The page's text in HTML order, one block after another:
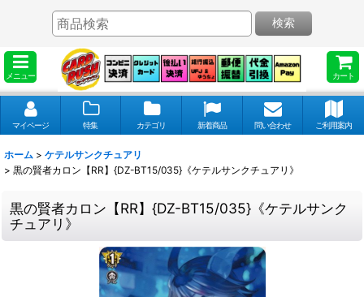
メニュー カート
検索
マイページ 特集 カテゴリ 新着商品 問い合わせ ご利用案内
ホーム > ケテルサンクチュアリ
> 黒の賢者カロン【RR】{DZ-BT15/035}《ケテルサンクチュアリ》
黒の賢者カロン【RR】{DZ-BT15/035}《ケテルサンク
チュアリ》